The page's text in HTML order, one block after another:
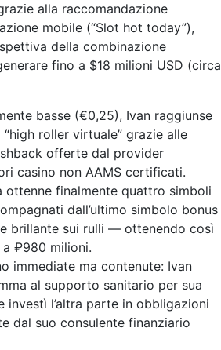
alla raccomandazione
mobile (“Slot hot today”),
della combinazione
fino a $18 milioni USD (circa
basse (€0,25), Ivan raggiunse
roller virtuale” grazie alle
offerte dal provider
casino non AAMS certificati.
ottenne finalmente quattro simboli
dall’ultimo simbolo bonus
brillante sui rulli — ottenendo così
₽980 milioni.
immediate ma contenute: Ivan
al supporto sanitario per sua
investì l’altra parte in obbligazioni
dal suo consulente finanziario